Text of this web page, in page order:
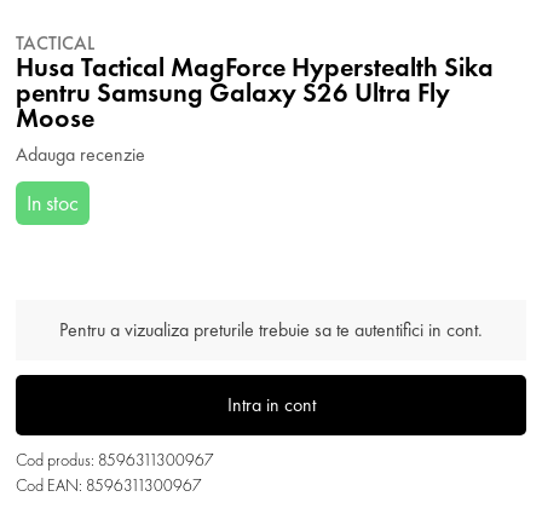
TACTICAL
Husa Tactical MagForce Hyperstealth Sika
pentru Samsung Galaxy S26 Ultra Fly
Moose
Adauga recenzie
In stoc
Pentru a vizualiza preturile trebuie sa te autentifici in cont.
Intra in cont
Cod produs: 8596311300967
Cod EAN: 8596311300967